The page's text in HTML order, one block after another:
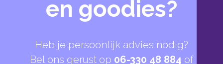
en goodies?
Heb je persoonlijk advies nodig?
Bel ons gerust op 06-330 48 884 of